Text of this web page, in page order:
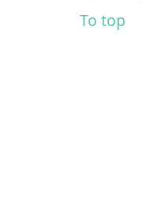
To top